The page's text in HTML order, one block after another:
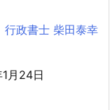
行政書士 柴田泰幸
月24日